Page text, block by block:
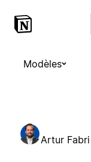
Modèles
Artur Fabri